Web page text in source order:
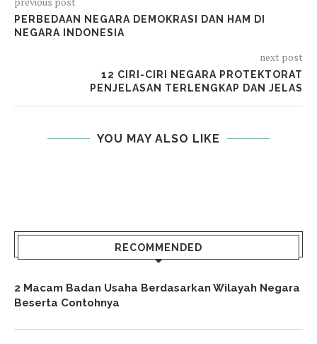
PERBEDAAN NEGARA DEMOKRASI DAN HAM DI
NEGARA INDONESIA
next post
12 CIRI-CIRI NEGARA PROTEKTORAT
PENJELASAN TERLENGKAP DAN JELAS
YOU MAY ALSO LIKE
RECOMMENDED
2 Macam Badan Usaha Berdasarkan Wilayah Negara
Beserta Contohnya